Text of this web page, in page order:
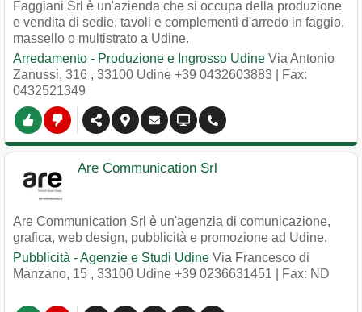
Faggiani Srl è un'azienda che si occupa della produzione
e vendita di sedie, tavoli e complementi d'arredo in faggio,
massello o multistrato a Udine.
Arredamento - Produzione e Ingrosso Udine Via Antonio
Zanussi, 316 , 33100 Udine +39 0432603883 | Fax:
0432521349
Are Communication Srl
Are Communication Srl è un'agenzia di comunicazione,
grafica, web design, pubblicità e promozione ad Udine.
Pubblicità - Agenzie e Studi Udine Via Francesco di
Manzano, 15 , 33100 Udine +39 0236631451 | Fax: ND